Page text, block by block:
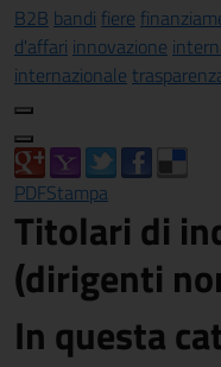
B2B bandi fiere
d'affari innovazione
internazionale
PDFStampa
Titolari di
(dirigenti
In questa